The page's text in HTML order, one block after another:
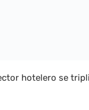
hotelero se